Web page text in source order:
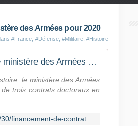
des Armées pour 2020
#France #Défense #Militaire #Histoire
Financement de contrats doctoraux en histoire par le ministère des Armées pour 2020
le ministère des Armées
trois contrats doctoraux en